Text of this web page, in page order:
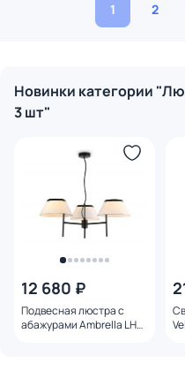
1 2
Новинки категории
3 шт"
12 680 ₽
Подвесная люстра с
абажурами Ambrella LH